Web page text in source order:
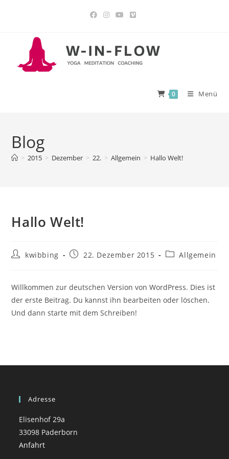
0 Menü
Blog
> 2015 > Dezember > 22. > Allgemein > Hallo Welt!
Hallo Welt!
kwibbing 22. Dezember 2015 Allgemein
Willkommen zur deutschen Version von WordPress. Dies ist
der erste Beitrag. Du kannst ihn bearbeiten oder löschen.
Und dann starte mit dem Schreiben!
Adresse
Elisenhof 29a
33098 Paderborn
Anfahrt